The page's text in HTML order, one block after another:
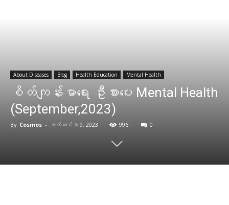
About Diseases Blog Health Education Mental Health
စိတ်ကျန်းမာရေး ဦးစားပေး Mental Health
(September,2023)
By Cosmos - စက်တင်ဘာ 9, 2023 996 0